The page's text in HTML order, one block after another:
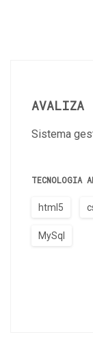
AVALIZA
Sistema
TECNOLOGIA
html5
MySql